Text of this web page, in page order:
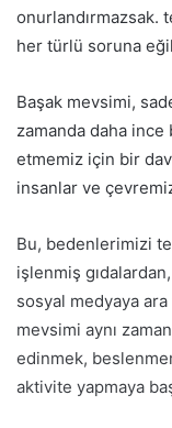
onurlandırmazsak.
her türlü soruna
Başak mevsimi,
zamanda daha
etmemiz için bir
insanlar ve
Bu, bedenlerimizi
işlenmiş
sosyal medyaya
mevsimi aynı
edinmek,
aktivite yapmaya